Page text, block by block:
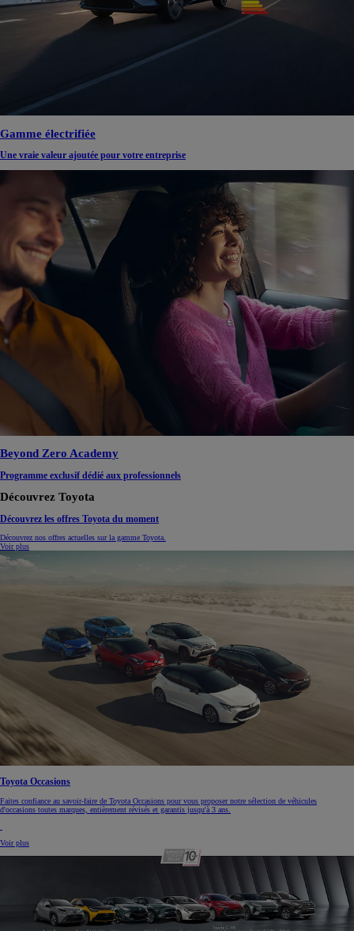
Gamme électrifiée
Une vraie valeur ajoutée pour votre entreprise
Beyond Zero Academy
Programme exclusif dédié aux professionnels
Découvrez Toyota
Découvrez les offres Toyota du moment
Découvrez nos offres actuelles sur la gamme Toyota.
Voir plus
Toyota Occasions
Faites confiance au savoir-faire de Toyota Occasions pour vous proposer notre sélection de véhicules
d'occasions toutes marques, entièrement révisés et garantis jusqu'à 3 ans.
Voir plus